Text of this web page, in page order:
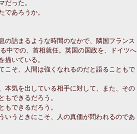
った。
あろうか。
の詰まるような時間のなかで、隣国フランス
中での、首相就任。英国の国政を、ドイツへ
いている。
こそ、人間は強くなれるのだと語ることもで
本気を出している相手に対して、また、その
できるだろう。
できるだろう。
いうときにこそ、人の真価が問われるのであ